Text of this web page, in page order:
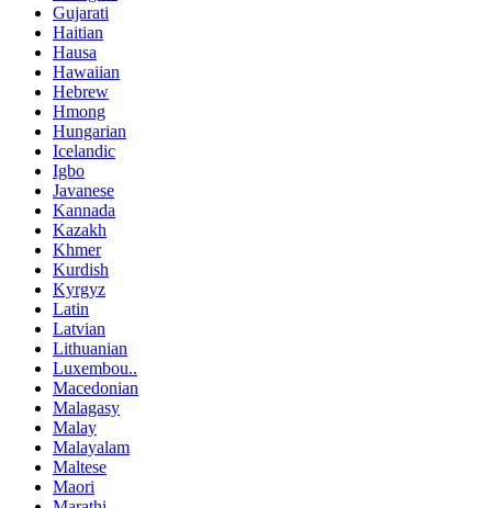
Gujarati
Haitian
Hausa
Hawaiian
Hebrew
Hmong
Hungarian
Icelandic
Igbo
Javanese
Kannada
Kazakh
Khmer
Kurdish
Kyrgyz
Latin
Latvian
Lithuanian
Luxembou..
Macedonian
Malagasy
Malay
Malayalam
Maltese
Maori